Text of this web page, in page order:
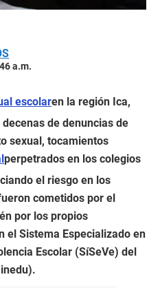
a.m.
escolaren la región Ica,
de denuncias de
sexual, tocamientos
perpetrados en los colegios
el riesgo en los
cometidos por el
por los propios
el Sistema Especializado en
Escolar (SíSeVe) del